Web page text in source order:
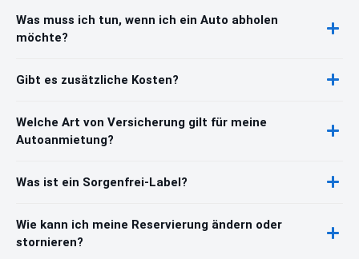
Was muss ich tun, wenn ich ein Auto abholen
möchte?
Gibt es zusätzliche Kosten?
Welche Art von Versicherung gilt für meine
Autoanmietung?
Was ist ein Sorgenfrei-Label?
Wie kann ich meine Reservierung ändern oder
stornieren?